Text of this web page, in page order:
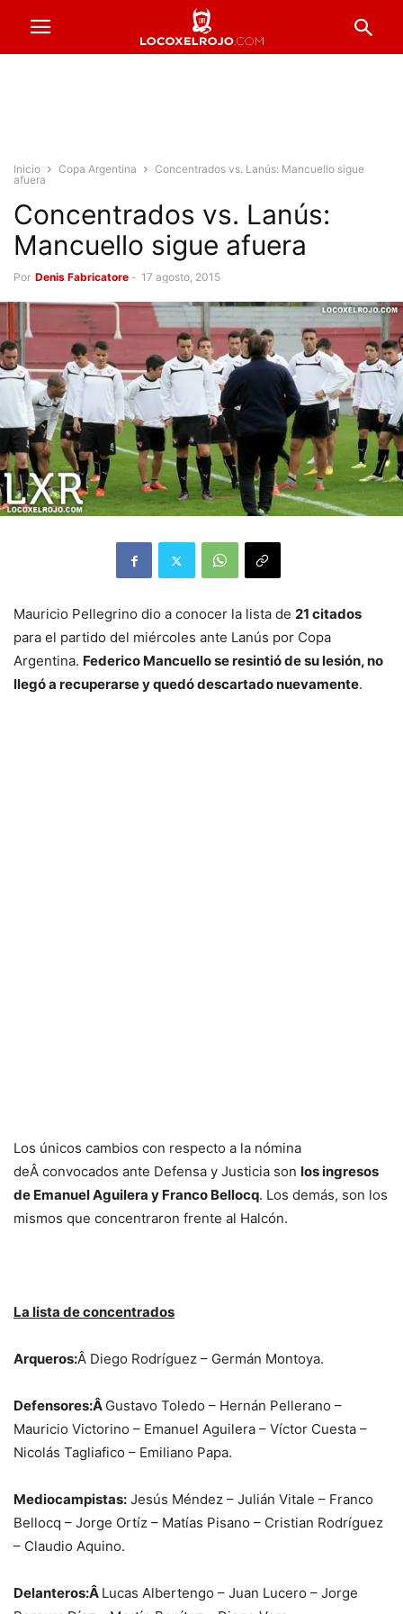
Inicio Copa Argentina
Concentrados vs. Lanús: Mancuello sigue
afuera
Concentrados vs. Lanús:
Mancuello sigue afuera
Por Denis Fabricatore - 17 agosto, 2015
Mauricio Pellegrino dio a conocer la lista de 21 citados
para el partido del miércoles ante Lanús por Copa
Argentina. Federico Mancuello se resintió de su lesión, no
llegó a recuperarse y quedó descartado nuevamente.
Los únicos cambios con respecto a la nómina
deÂ convocados ante Defensa y Justicia son los ingresos
de Emanuel Aguilera y Franco Bellocq. Los demás, son los
mismos que concentraron frente al Halcón.
La lista de concentrados
Arqueros:Â Diego Rodríguez – Germán Montoya.
Defensores:Â Gustavo Toledo – Hernán Pellerano –
Mauricio Victorino – Emanuel Aguilera – Víctor Cuesta –
Nicolás Tagliafico – Emiliano Papa.
Mediocampistas: Jesús Méndez – Julián Vitale – Franco
Bellocq – Jorge Ortíz – Matías Pisano – Cristian Rodríguez
– Claudio Aquino.
Delanteros:Â Lucas Albertengo – Juan Lucero – Jorge